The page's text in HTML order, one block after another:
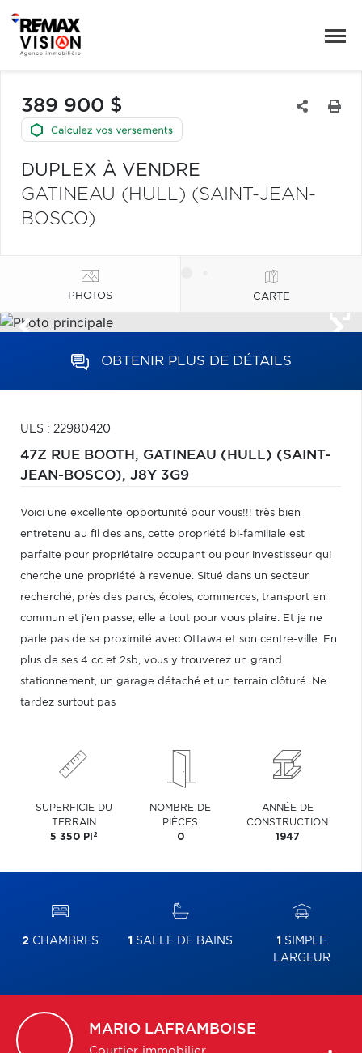
389 900 $
DUPLEX À VENDRE
GATINEAU (HULL) (SAINT-JEAN-
BOSCO)
PHOTOS CARTE
OBTENIR PLUS DE DÉTAILS
ULS : 22980420
47Z RUE BOOTH, GATINEAU (HULL) (SAINT-
JEAN-BOSCO), J8Y 3G9
Voici une excellente opportunité pour vous!!! très bien
entretenu au fil des ans, cette propriété bi-familiale est
parfaite pour propriétaire occupant ou pour investisseur qui
cherche une propriété à revenue. Situé dans un secteur
recherché, près des parcs, écoles, commerces, transport en
commun et j'en passe, elle a tout pour vous plaire. Et je ne
parle pas de sa proximité avec Ottawa et son centre-ville. En
plus de ses 4 cc et 2sb, vous y trouverez un grand
stationnement, un garage détaché et un terrain clôturé. Ne
tardez surtout pas
SUPERFICIE DU
TERRAIN
5 350 PI 2
NOMBRE DE
PIÈCES
0
ANNÉE DE
CONSTRUCTION
1947
2 CHAMBRES 1 SALLE DE BAINS 1 SIMPLE
LARGEUR
MARIO LAFRAMBOISE